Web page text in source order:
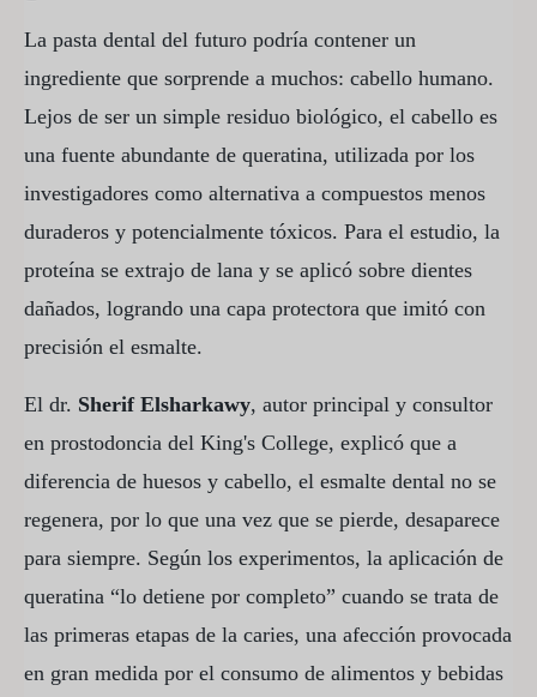
La pasta dental del futuro podría contener un
ingrediente que sorprende a muchos: cabello humano.
Lejos de ser un simple residuo biológico, el cabello es
una fuente abundante de queratina, utilizada por los
investigadores como alternativa a compuestos menos
duraderos y potencialmente tóxicos. Para el estudio, la
proteína se extrajo de lana y se aplicó sobre dientes
dañados, logrando una capa protectora que imitó con
precisión el esmalte.
El dr. Sherif Elsharkawy, autor principal y consultor
en prostodoncia del King's College, explicó que a
diferencia de huesos y cabello, el esmalte dental no se
regenera, por lo que una vez que se pierde, desaparece
para siempre. Según los experimentos, la aplicación de
queratina “lo detiene por completo” cuando se trata de
las primeras etapas de la caries, una afección provocada
en gran medida por el consumo de alimentos y bebidas